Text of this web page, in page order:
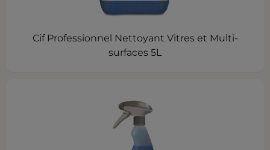
Cif Professionnel Nettoyant Vitres et Multi-
surfaces 5L